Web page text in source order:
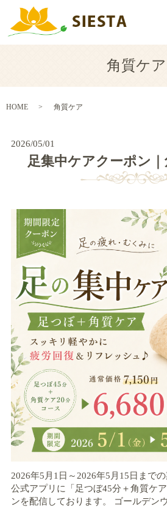
角質ケア
HOME 角質ケア
2026/05/01
足集中ケアクーポン
2026年5月1日～2026年5月15日まで
公式アプリに「足つぼ45分＋角質ケ
ンを配信しております。 ゴールデン